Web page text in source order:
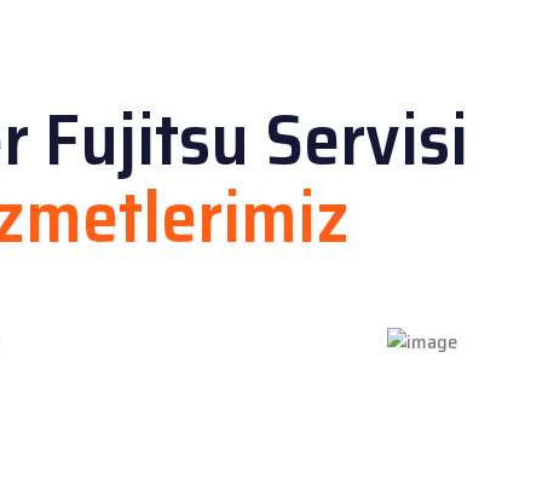
Fujitsu Servisi